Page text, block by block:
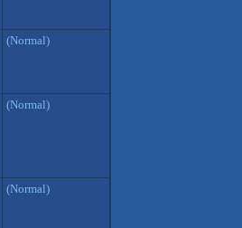
(Normal)
(Normal)
(Normal)